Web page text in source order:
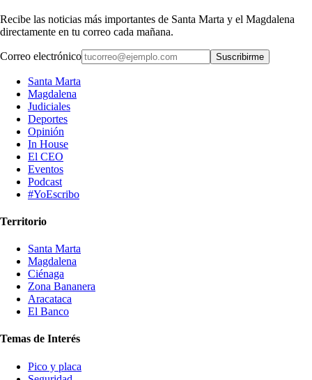
Recibe las noticias más importantes de Santa Marta y el Magdalena
directamente en tu correo cada mañana.
Correo electrónico Suscribirme
Santa Marta
Magdalena
Judiciales
Deportes
Opinión
In House
El CEO
Eventos
Podcast
#YoEscribo
Territorio
Santa Marta
Magdalena
Ciénaga
Zona Bananera
Aracataca
El Banco
Temas de Interés
Pico y placa